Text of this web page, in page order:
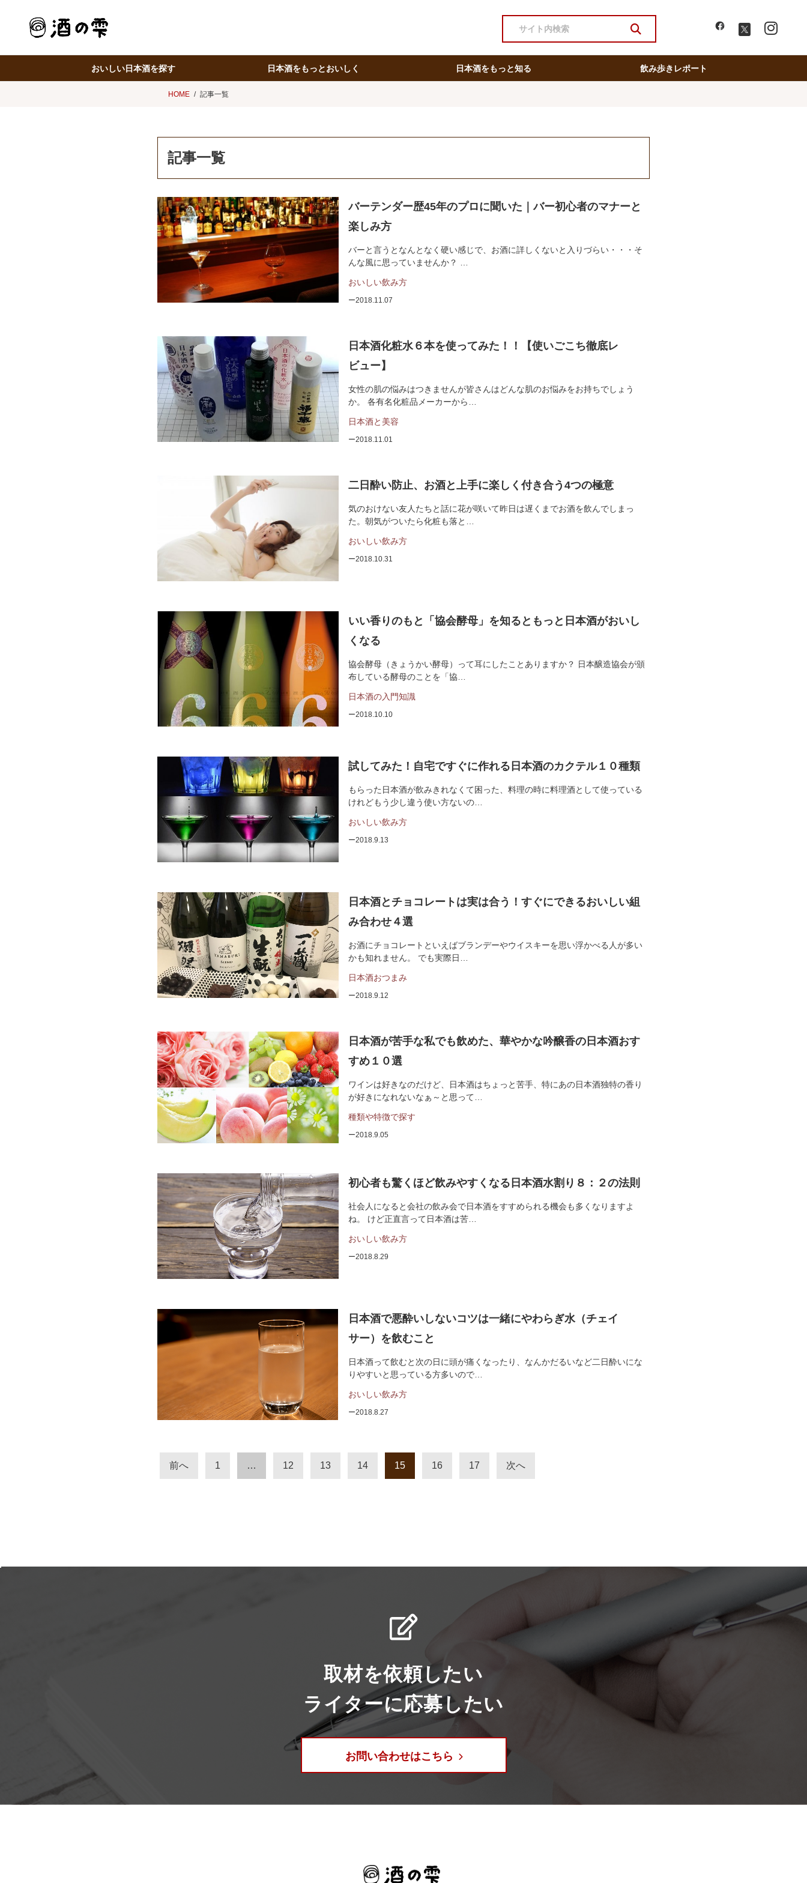
おいしい日本酒を探す 日本酒をもっとおいしく 日本酒をもっと知る 飲み歩きレポート
HOME 記事一覧
記事一覧
バーテンダー歴45年のプロに聞いた｜バー初心者のマナーと
楽しみ方
バーと言うとなんとなく硬い感じで、お酒に詳しくないと入りづらい・・・そ
んな風に思っていませんか？ …
おいしい飲み方
2018.11.07
日本酒化粧水６本を使ってみた！！【使いごこち徹底レ
ビュー】
女性の肌の悩みはつきませんが皆さんはどんな肌のお悩みをお持ちでしょう
か。 各有名化粧品メーカーから…
日本酒と美容
2018.11.01
二日酔い防止、お酒と上手に楽しく付き合う4つの極意
気のおけない友人たちと話に花が咲いて昨日は遅くまでお酒を飲んでしまっ
た。朝気がついたら化粧も落と…
おいしい飲み方
2018.10.31
いい香りのもと「協会酵母」を知るともっと日本酒がおいし
くなる
協会酵母（きょうかい酵母）って耳にしたことありますか？ 日本醸造協会が頒
布している酵母のことを「協…
日本酒の入門知識
2018.10.10
試してみた！自宅ですぐに作れる日本酒のカクテル１０種類
もらった日本酒が飲みきれなくて困った、料理の時に料理酒として使っている
けれどもう少し違う使い方ないの…
おいしい飲み方
2018.9.13
日本酒とチョコレートは実は合う！すぐにできるおいしい組
み合わせ４選
お酒にチョコレートといえばブランデーやウイスキーを思い浮かべる人が多い
かも知れません。 でも実際日…
日本酒おつまみ
2018.9.12
日本酒が苦手な私でも飲めた、華やかな吟醸香の日本酒おす
すめ１０選
ワインは好きなのだけど、日本酒はちょっと苦手、特にあの日本酒独特の香り
が好きになれないなぁ～と思って…
種類や特徴で探す
2018.9.05
初心者も驚くほど飲みやすくなる日本酒水割り８：２の法則
社会人になると会社の飲み会で日本酒をすすめられる機会も多くなりますよ
ね。 けど正直言って日本酒は苦…
おいしい飲み方
2018.8.29
日本酒で悪酔いしないコツは一緒にやわらぎ水（チェイ
サー）を飲むこと
日本酒って飲むと次の日に頭が痛くなったり、なんかだるいなど二日酔いにな
りやすいと思っている方多いので…
おいしい飲み方
2018.8.27
前へ 1 … 12 13 14 15 16 17 次へ
取材を依頼したい
ライターに応募したい
お問い合わせはこちら